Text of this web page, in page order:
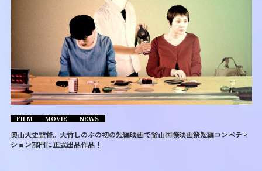
FILM MOVIE NEWS
奥山大史監督。大竹しのぶの初の短編映画で釜山国際映画祭短編コンペティ
ション部門に正式出品作品！